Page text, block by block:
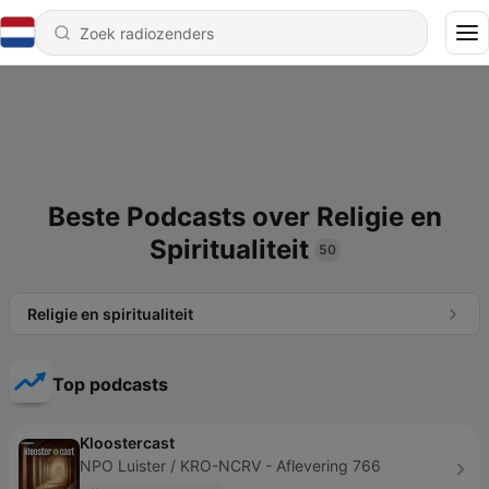
Beste Podcasts over Religie en
Spiritualiteit
50
Religie en spiritualiteit
Top podcasts
Kloostercast
NPO Luister / KRO-NCRV - Aflevering 766